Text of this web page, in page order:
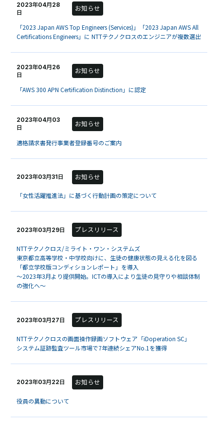
2023年04月28
日
お知らせ
「2023 Japan AWS Top Engineers (Services)」「2023 Japan AWS All
Certifications Engineers」に NTTテクノクロスのエンジニアが複数選出
2023年04月26
日
お知らせ
「AWS 300 APN Certification Distinction」に認定
2023年04月03
日
お知らせ
適格請求書発行事業者登録番号のご案内
2023年03月31日 お知らせ
「女性活躍推進法」に基づく行動計画の策定について
2023年03月29日 プレスリリース
NTTテクノクロス/ミライト・ワン・システムズ
東京都立高等学校・中学校向けに、生徒の健康状態の見える化を図る
「都立学校版コンディションレポート」を導入
～2023年3月より提供開始。ICTの導入により生徒の見守りや相談体制
の強化へ～
2023年03月27日 プレスリリース
NTTテクノクロスの画面操作録画ソフトウェア「iDoperation SC」
システム証跡監査ツール市場で7年連続シェアNo.1を獲得
2023年03月22日 お知らせ
役員の異動について